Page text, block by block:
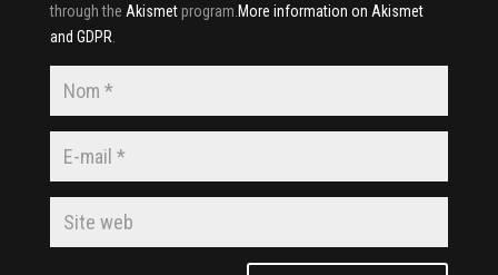
through the Akismetprogram. More information on Akismet
and GDPR